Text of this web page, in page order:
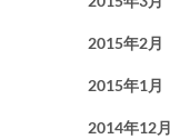
2015年2月
2015年1月
2014年12月